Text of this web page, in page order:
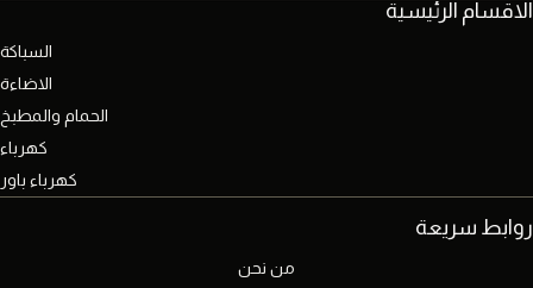
الاقسام الرئيسية
السباكة
الاضاءة
الحمام والمطبخ
كهرباء
كهرباء باور
روابط سريعة
من نحن